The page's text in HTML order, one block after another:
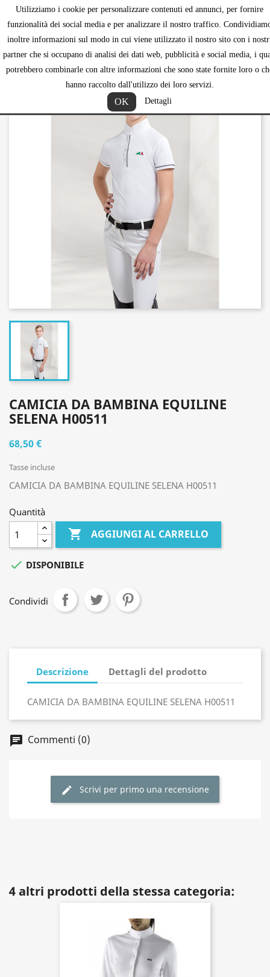
Utilizziamo i cookie per personalizzare contenuti ed annunci, per fornire
funzionalità dei social media e per analizzare il nostro traffico.
inoltre informazioni sul modo in cui viene utilizzato il nostro sito con i
partner che si occupano di analisi dei dati web, pubblicità e social media, i
potrebbero combinarle con altre informazioni che sono state fornite loro o
hanno raccolto dall'utilizzo dei loro servizi.
OK Dettagli

CAMICIA DA BAMBINA EQUILINE
SELENA H00511
68,50 €
Tasse incluse
CAMICIA DA BAMBINA EQUILINE SELENA H00511
Quantità
 AGGIUNGI AL CARRELLO
 DISPONIBILE
Condividi
Descrizione Dettagli del prodotto
CAMICIA DA BAMBINA EQUILINE SELENA H00511
Commenti (0)
Scrivi per primo una recensione
4 altri prodotti della stessa categoria: